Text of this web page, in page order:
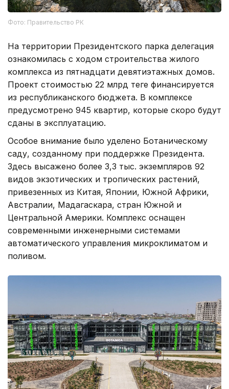
Фото: Правительство РК
На территории Президентского парка делегация
ознакомилась с ходом строительства жилого
комплекса из пятнадцати девятиэтажных домов.
Проект стоимостью 22 млрд теңге финансируется
из республиканского бюджета. В комплексе
предусмотрено 945 квартир, которые скоро будут
сданы в эксплуатацию.
Особое внимание было уделено Ботаническому
саду, созданному при поддержке Президента.
Здесь высажено более 3,3 тыс. экземпляров 92
видов экзотических и тропических растений,
привезенных из Китая, Японии, Южной Африки,
Австралии, Мадагаскара, стран Южной и
Центральной Америки. Комплекс оснащен
современными инженерными системами
автоматического управления микроклиматом и
поливом.